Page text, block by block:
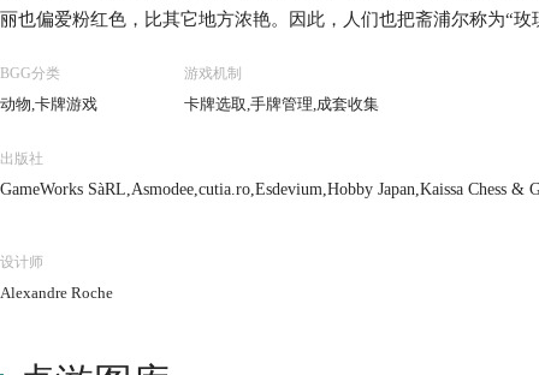
丽也偏爱粉红色，比其它地方浓艳。因此，人们也把斋浦尔称为“
机会，二人通过买卖、交换、发展骆驼商队等展开竞争，目的就是
BGG分类
动物,卡牌游戏
游戏机制
卡牌选取,手牌管理,成套收集
出版社
GameWorks SàRL,Asmodee,cutia.ro,Esdevium,Hobby Japan,Kaissa Chess &
设计师
Alexandre Roche